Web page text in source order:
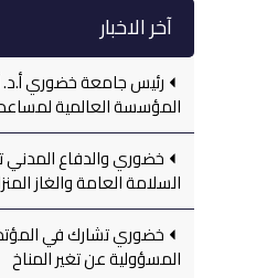
آخر الاخبار
رئيس جامعة خضوري أ.د.
المؤسسة العالمية
خضوري والدفاع
السلامة العامة والغاز
خضوري تشارك في
المسؤولية عن تغير المناخ